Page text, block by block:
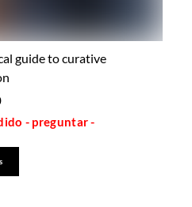
guide to curative
- preguntar -